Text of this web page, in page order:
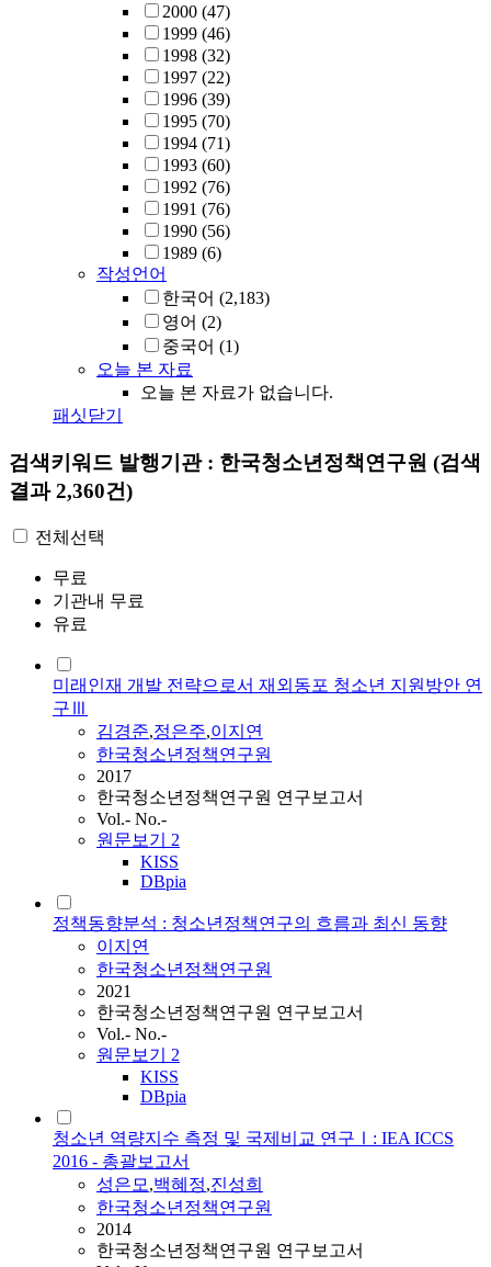
2000 (47)
1999 (46)
1998 (32)
1997 (22)
1996 (39)
1995 (70)
1994 (71)
1993 (60)
1992 (76)
1991 (76)
1990 (56)
1989 (6)
작성언어
한국어 (2,183)
영어 (2)
중국어 (1)
오늘 본 자료
오늘 본 자료가 없습니다.
패싯닫기
검색키워드 발행기관 : 한국청소년정책연구원 (검색
결과 2,360건)
전체선택
무료
기관내 무료
유료
미래인재 개발 전략으로서 재외동포 청소년 지원방안 연
구Ⅲ
김경준,정은주,이지연
한국청소년정책연구원
2017
한국청소년정책연구원 연구보고서
Vol.- No.-
원문보기 2
KISS
DBpia
정책동향분석 : 청소년정책연구의 흐름과 최신 동향
이지연
한국청소년정책연구원
2021
한국청소년정책연구원 연구보고서
Vol.- No.-
원문보기 2
KISS
DBpia
청소년 역량지수 측정 및 국제비교 연구Ⅰ: IEA ICCS
2016 - 총괄보고서
성은모,백혜정,진성희
한국청소년정책연구원
2014
한국청소년정책연구원 연구보고서